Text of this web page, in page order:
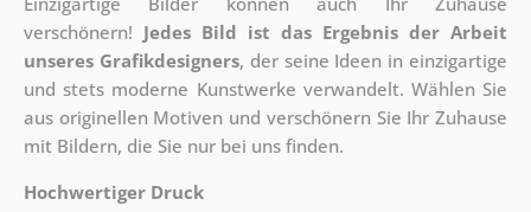
verschönern! Jedes Bild ist das Ergebnis der Arbeit
unseres Grafikdesigners, der seine Ideen in einzigartige
und stets moderne Kunstwerke verwandelt. Wählen Sie
aus originellen Motiven und verschönern Sie Ihr Zuhause
mit Bildern, die Sie nur bei uns finden.
Hochwertiger Druck